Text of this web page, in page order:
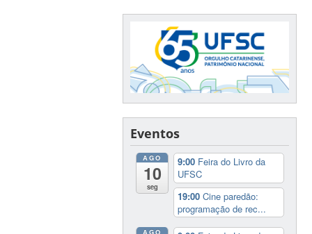
Eventos
AGO
10
seg
9:00 Feira do Livro da
UFSC
19:00Cine paredão:
programação de rec...
AGO